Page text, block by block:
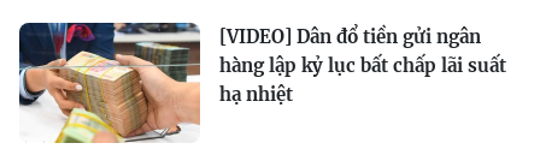
[VIDEO] Dân đổ tiền gửi ngân
hàng lập kỷ lục bất chấp lãi suất
hạ nhiệt